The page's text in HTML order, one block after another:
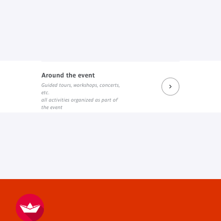
Around the event
Guided tours, workshops, concerts,
etc.
all activities organized as part of
the event